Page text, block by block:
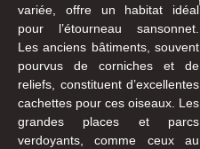
variée, offre un habitat idéal
pour l’étourneau sansonnet.
Les anciens bâtiments, souvent
pourvus de corniches et de
reliefs, constituent d’excellentes
cachettes pour ces oiseaux. Les
grandes places et parcs
verdoyants, comme ceux au